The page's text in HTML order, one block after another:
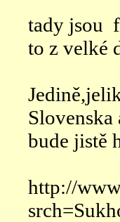
tady jsou
to z velké
bude jistě
http://